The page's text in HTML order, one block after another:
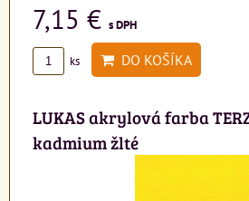
7,15 € s DPH
ks DO KOŠÍKA
LUKAS akrylová farba
kadmium žlté